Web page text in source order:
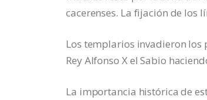
cacerenses. La fijación de
Los templarios invadieron los
Rey Alfonso X el Sabio
La importancia histórica de